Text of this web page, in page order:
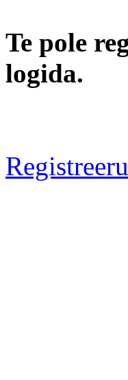
Te pole
logida.